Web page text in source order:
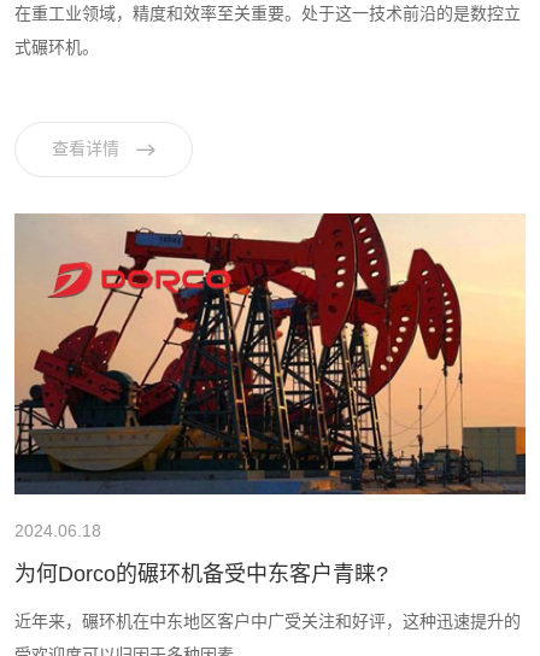
在重工业领域，精度和效率至关重要。处于这一技术前沿的是数控立
式碾环机。
查看详情
2024.06.18
为何Dorco的碾环机备受中东客户青睐?
近年来，碾环机在中东地区客户中广受关注和好评，这种迅速提升的